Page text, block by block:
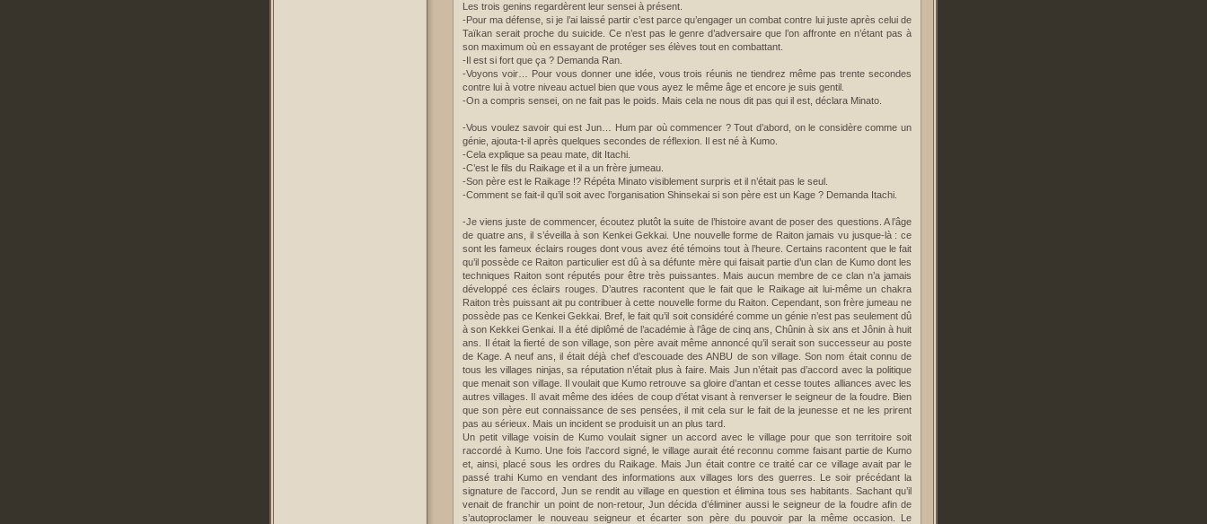
Les trois genins regardèrent leur sensei à présent.
-Pour ma défense, si je l’ai laissé partir c’est parce qu’engager un combat contre lui juste après celui de
Taïkan serait proche du suicide. Ce n’est pas le genre d’adversaire que l’on affronte en n’étant pas à
son maximum où en essayant de protéger ses élèves tout en combattant.
-Il est si fort que ça ? Demanda Ran.
-Voyons voir… Pour vous donner une idée, vous trois réunis ne tiendrez même pas trente secondes
contre lui à votre niveau actuel bien que vous ayez le même âge et encore je suis gentil.
-On a compris sensei, on ne fait pas le poids. Mais cela ne nous dit pas qui il est, déclara Minato.
-Vous voulez savoir qui est Jun… Hum par où commencer ? Tout d’abord, on le considère comme un
génie, ajouta-t-il après quelques secondes de réflexion. Il est né à Kumo.
-Cela explique sa peau mate, dit Itachi.
-C’est le fils du Raikage et il a un frère jumeau.
-Son père est le Raikage !? Répéta Minato visiblement surpris et il n’était pas le seul.
-Comment se fait-il qu’il soit avec l’organisation Shinsekai si son père est un Kage ? Demanda Itachi.
-Je viens juste de commencer, écoutez plutôt la suite de l’histoire avant de poser des questions. A l’âge
de quatre ans, il s’éveilla à son Kenkei Gekkai. Une nouvelle forme de Raiton jamais vu jusque-là : ce
sont les fameux éclairs rouges dont vous avez été témoins tout à l’heure. Certains racontent que le fait
qu’il possède ce Raiton particulier est dû à sa défunte mère qui faisait partie d’un clan de Kumo dont les
techniques Raiton sont réputés pour être très puissantes. Mais aucun membre de ce clan n’a jamais
développé ces éclairs rouges. D’autres racontent que le fait que le Raikage ait lui-même un chakra
Raiton très puissant ait pu contribuer à cette nouvelle forme du Raiton. Cependant, son frère jumeau ne
possède pas ce Kenkei Gekkai. Bref, le fait qu’il soit considéré comme un génie n’est pas seulement dû
à son Kekkei Genkai. Il a été diplômé de l’académie à l’âge de cinq ans, Chûnin à six ans et Jônin à huit
ans. Il était la fierté de son village, son père avait même annoncé qu’il serait son successeur au poste
de Kage. A neuf ans, il était déjà chef d’escouade des ANBU de son village. Son nom était connu de
tous les villages ninjas, sa réputation n’était plus à faire. Mais Jun n’était pas d’accord avec la politique
que menait son village. Il voulait que Kumo retrouve sa gloire d’antan et cesse toutes alliances avec les
autres villages. Il avait même des idées de coup d’état visant à renverser le seigneur de la foudre. Bien
que son père eut connaissance de ses pensées, il mit cela sur le fait de la jeunesse et ne les prirent
pas au sérieux. Mais un incident se produisit un an plus tard.
Un petit village voisin de Kumo voulait signer un accord avec le village pour que son territoire soit
raccordé à Kumo. Une fois l’accord signé, le village aurait été reconnu comme faisant partie de Kumo
et, ainsi, placé sous les ordres du Raikage. Mais Jun était contre ce traité car ce village avait par le
passé trahi Kumo en vendant des informations aux villages lors des guerres. Le soir précédant la
signature de l’accord, Jun se rendit au village en question et élimina tous ses habitants. Sachant qu’il
venait de franchir un point de non-retour, Jun décida d’éliminer aussi le seigneur de la foudre afin de
s’autoproclamer le nouveau seigneur et écarter son père du pouvoir par la même occasion. Le